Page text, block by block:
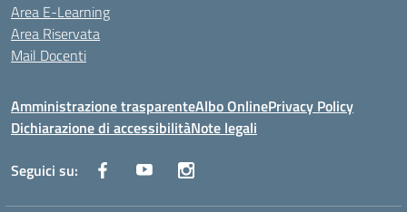
Area E-Learning
Area Riservata
Mail Docenti
Amministrazione trasparenteAlbo OnlinePrivacy Policy
Dichiarazione di accessibilitàNote legali
Seguici su: